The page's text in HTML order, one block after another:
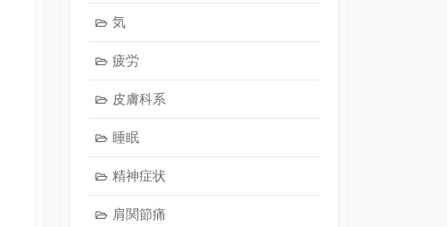
気
疲労
皮膚科系
睡眠
精神症状
肩関節痛